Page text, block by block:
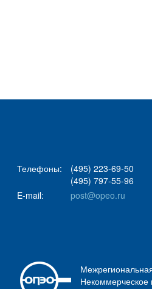
Телефоны:
(495) 223-69-50
(495) 797-55-96
E-mail:
post@opeo.ru
Некоммерческое